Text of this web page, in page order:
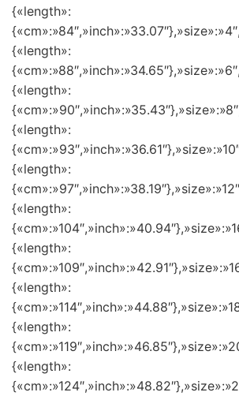
{«length»:
{«length»:
{«length»:
{«length»:
{«length»:
{«length»:
{«length»:
{«length»:
{«length»:
{«length»: